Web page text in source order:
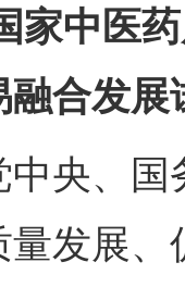
医药
合发展
、国
发展